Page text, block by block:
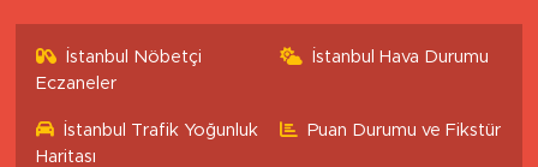
İstanbul Nöbetçi
Eczaneler
İstanbul Hava Durumu
İstanbul Trafik Yoğunluk
Haritası
Puan Durumu ve Fikstür